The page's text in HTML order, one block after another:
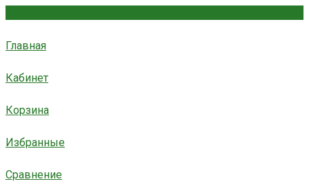
Главная
Кабинет
Корзина
Избранные
Сравнение